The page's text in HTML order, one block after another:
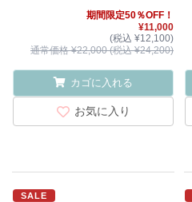
期間限定50％OFF！
¥11,000
(税込 ¥12,100)
通常価格 ¥22,000 (税込 ¥24,200)
カゴに入れる
お気に入り
SALE